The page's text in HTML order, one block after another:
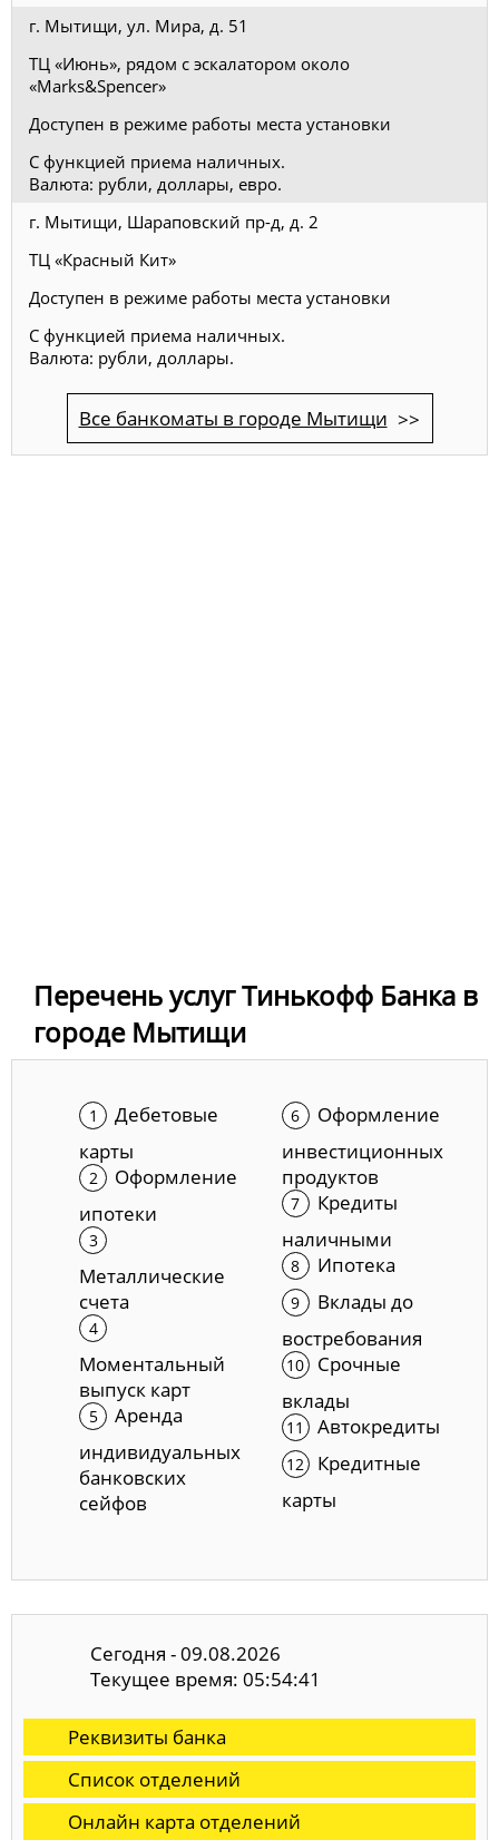
г. Мытищи, ул. Мира, д. 51
ТЦ «Июнь», рядом с эскалатором около
«Marks&Spencer»
Доступен в режиме работы места установки
С функцией приема наличных.
Валюта: рубли, доллары, евро.
г. Мытищи, Шараповский пр-д, д. 2
ТЦ «Красный Кит»
Доступен в режиме работы места установки
С функцией приема наличных.
Валюта: рубли, доллары.
Все банкоматы в городе Мытищи
Перечень услуг Тинькофф Банка в
городе Мытищи
Дебетовые
карты
Оформление
ипотеки
Металлические
счета
Моментальный
выпуск карт
Аренда
индивидуальных
банковских
сейфов
Оформление
инвестиционных
продуктов
Кредиты
наличными
Ипотека
Вклады до
востребования
Срочные
вклады
Автокредиты
Кредитные
карты
Сегодня - 09.08.2026
Текущее время: 05:54:41
Реквизиты банка
Список отделений
Онлайн карта отделений